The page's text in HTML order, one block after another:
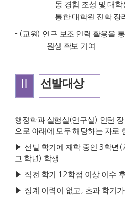
동 경험 조성 및 대
통한 대학원 진학 장
- (교원) 연구 보조 인력 활용을
원생 확보 기여
Ⅱ 선발대상
행정학과 실험실(연구실) 인턴
으로 아래에 모두 해당하는 자로
▶ 선발 학기에 재학 중인 3학년 (
고 학년) 학생
▶ 직전 학기 12학점 이상 이수
▶ 징계 이력이 없고
초과 학기